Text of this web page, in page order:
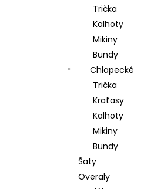
Trička
Kalhoty
Mikiny
Bundy
Chlapecké
Trička
Kraťasy
Kalhoty
Mikiny
Bundy
Šaty
Overaly